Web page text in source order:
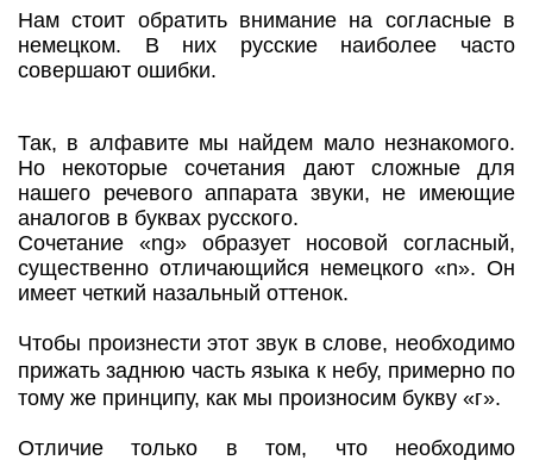
Нам стоит обратить внимание на согласные в
немецком. В них русские наиболее часто
совершают ошибки.
Так, в алфавите мы найдем мало незнакомого.
Но некоторые сочетания дают сложные для
нашего речевого аппарата звуки, не имеющие
аналогов в буквах русского.
Сочетание «ng» образует носовой согласный,
существенно отличающийся немецкого «n». Он
имеет четкий назальный оттенок.
Чтобы произнести этот звук в слове, необходимо
прижать заднюю часть языка к небу, примерно по
тому же принципу, как мы произносим букву «г».
Отличие только в том, что необходимо